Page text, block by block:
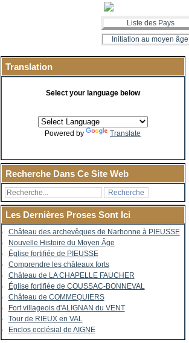
Liste des Pays
Initiation au moyen âge
Translation
Select your language below
Powered by Translate
Recherche Dans Ce Site Web
Les Dernières Proses Sont Ici
Château des archevêques de Narbonne à PIEUSSE
Nouvelle Histoire du Moyen Âge
Église fortifiée de PIEUSSE
Comprendre les châteaux forts
Château de LA CHAPELLE FAUCHER
Église fortifiée de COUSSAC-BONNEVAL
Château de COMMEQUIERS
Fort villageois d'ALIGNAN du VENT
Tour de RIEUX en VAL
Enclos ecclésial de AIGNE